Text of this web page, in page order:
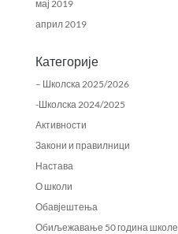
мај 2019
април 2019
Категорије
– Школска 2025/2026
-Школска 2024/2025
Активности
Закони и правилници
Настава
О школи
Обавјештења
Обиљежавање 50 година школе